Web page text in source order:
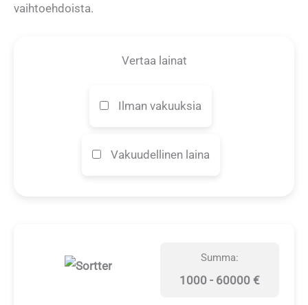
vaihtoehdoista.
Vertaa lainat
Ilman vakuuksia
Vakuudellinen laina
Summa:
1000 - 60000 €